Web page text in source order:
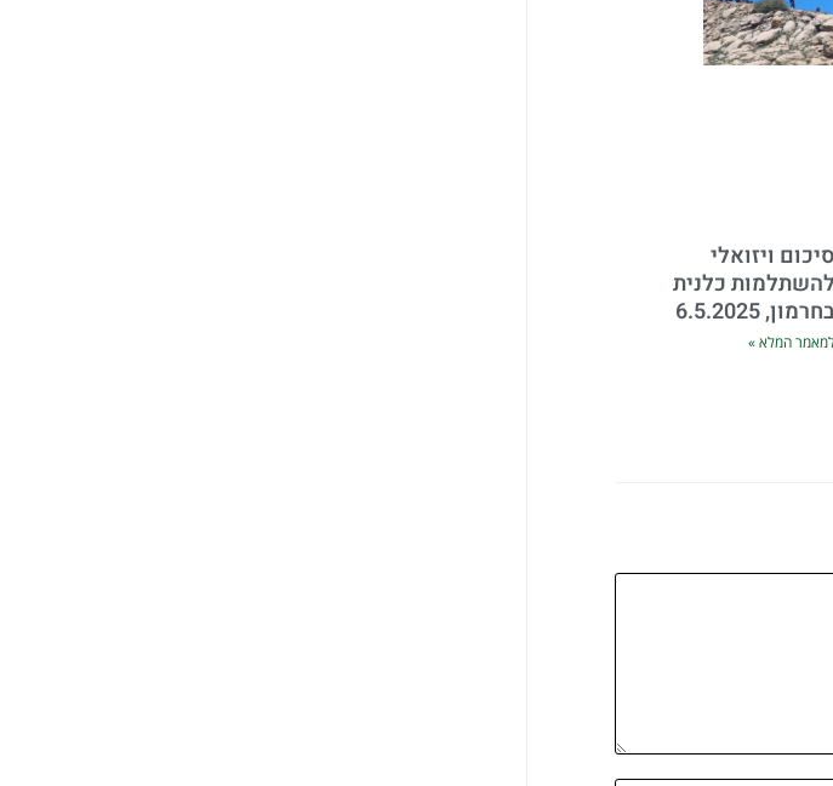
סיכום ויזואלי
להשתלמות כלנית
6.5.2025
המלא »